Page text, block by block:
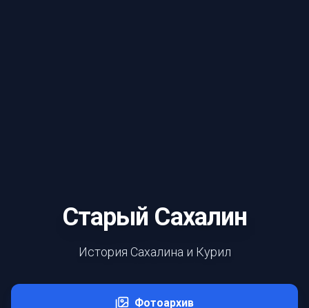
Старый Сахалин
История Сахалина и Курил
Фотоархив